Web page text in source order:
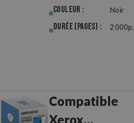
Noir
Couleur : Noir
Durée (pages) : 2 000p.
Compatible
Xerox